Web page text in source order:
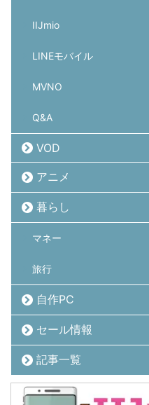
IIJmio
LINEモバイル
MVNO
Q&A
VOD
アニメ
暮らし
マネー
旅行
自作PC
セール情報
記事一覧